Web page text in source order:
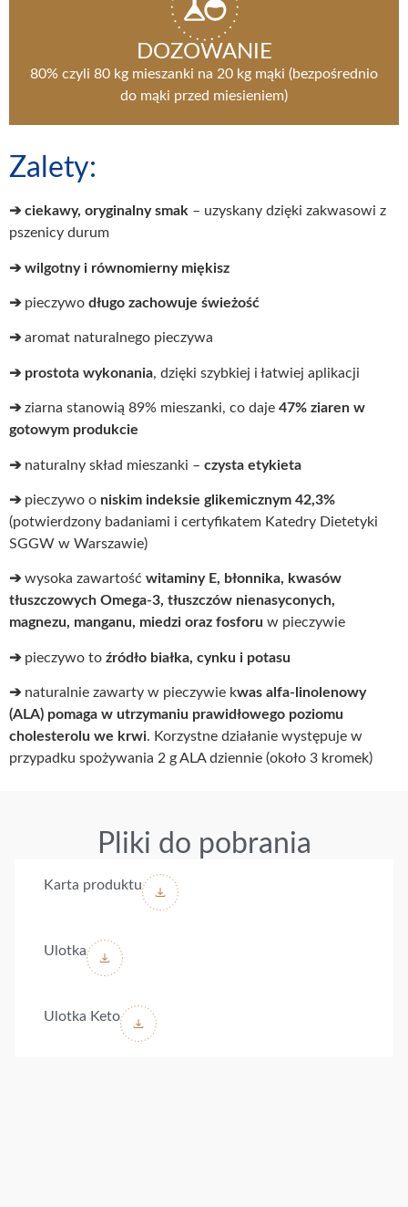
DOZOWANIE
80% czyli 80 kg mieszanki na 20 kg mąki (bezpośrednio
do mąki przed miesieniem)
Zalety:
➔ ciekawy, oryginalny smak – uzyskany dzięki zakwasowi z
pszenicy durum
➔ wilgotny i równomierny miękisz
➔ pieczywo długo zachowuje świeżość
➔aromat naturalnego pieczywa
➔ prostota wykonania, dzięki szybkiej i łatwiej aplikacji
➔ziarna stanowią 89% mieszanki, co daje 47% ziaren w
gotowym produkcie
➔ naturalny skład mieszanki – czysta etykieta
➔ pieczywo o niskim indeksie glikemicznym 42,3%
(potwierdzony badaniami i certyfikatem Katedry Dietetyki
SGGW w Warszawie)
➔wysoka zawartość witaminy E, błonnika, kwasów
tłuszczowych Omega-3, tłuszczów nienasyconych,
magnezu, manganu, miedzi oraz fosforu w pieczywie
➔ pieczywo to źródło białka, cynku i potasu
➔ naturalnie zawarty w pieczywie kwas alfa-linolenowy
(ALA) pomaga w utrzymaniu prawidłowego poziomu
cholesterolu we krwi. Korzystne działanie występuje w
przypadku spożywania 2 g ALA dziennie (około 3 kromek)
Pliki do pobrania
Karta produktu
Ulotka
Ulotka Keto